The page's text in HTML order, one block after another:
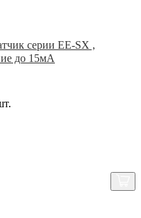
серии EE-SX ,
до 15мА